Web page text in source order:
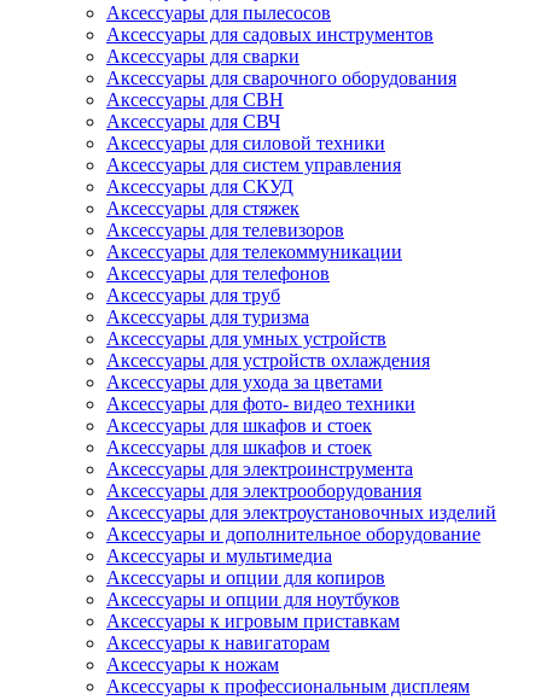
Аксессуары для пылесосов
Аксессуары для садовых инструментов
Аксессуары для сварки
Аксессуары для сварочного оборудования
Аксессуары для СВН
Аксессуары для СВЧ
Аксессуары для силовой техники
Аксессуары для систем управления
Аксессуары для СКУД
Аксессуары для стяжек
Аксессуары для телевизоров
Аксессуары для телекоммуникации
Аксессуары для телефонов
Аксессуары для труб
Аксессуары для туризма
Аксессуары для умных устройств
Аксессуары для устройств охлаждения
Аксессуары для ухода за цветами
Аксессуары для фото- видео техники
Аксессуары для шкафов и стоек
Аксессуары для шкафов и стоек
Аксессуары для электроинструмента
Аксессуары для электрооборудования
Аксессуары для электроустановочных изделий
Аксессуары и дополнительное оборудование
Аксессуары и мультимедиа
Аксессуары и опции для копиров
Аксессуары и опции для ноутбуков
Аксессуары к игровым приставкам
Аксессуары к навигаторам
Аксессуары к ножам
Аксессуары к профессиональным дисплеям